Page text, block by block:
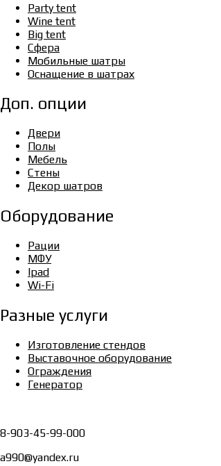
Party tent
Wine tent
Big tent
Сфера
Мобильные шатры
Оснащение в шатрах
Доп. опции
Двери
Полы
Мебель
Стены
Декор шатров
Оборудование
Рации
МФУ
Ipad
Wi-Fi
Разные услуги
Изготовление стендов
Выставочное оборудование
Ограждения
Генератор
8-903-45-99-000
a990@yandex.ru